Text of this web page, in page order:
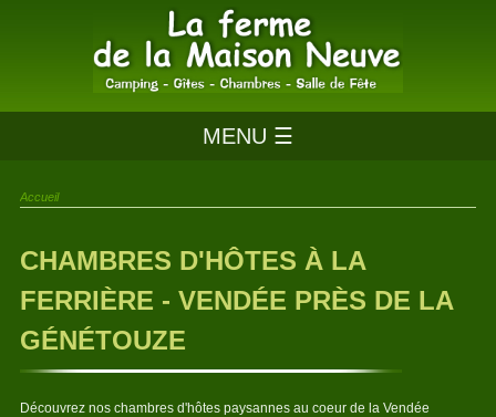
MENU ☰
Accueil
CHAMBRES D'HÔTES À LA
FERRIÈRE - VENDÉE PRÈS DE LA
GÉNÉTOUZE
Découvrez nos chambres d'hôtes paysannes au coeur de la Vendée